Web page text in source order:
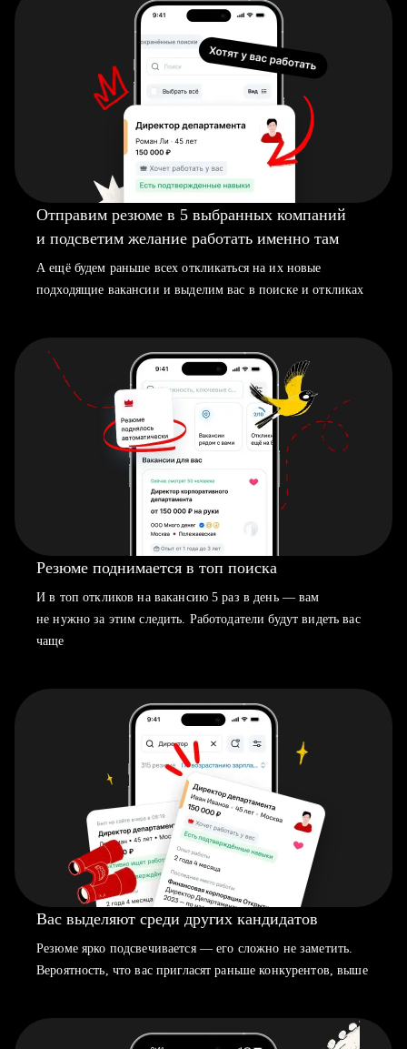
Отправим резюме в 5 выбранных компаний
и подсветим желание работать именно там
А ещё будем раньше всех откликаться на их новые
подходящие вакансии и выделим вас в поиске и откликах
Резюме поднимается в топ поиска
И в топ откликов на вакансию 5 раз в день — вам
не нужно за этим следить. Работодатели будут видеть вас
чаще
Вас выделяют среди других кандидатов
Резюме ярко подсвечивается — его сложно не заметить.
Вероятность, что вас пригласят раньше конкурентов, выше